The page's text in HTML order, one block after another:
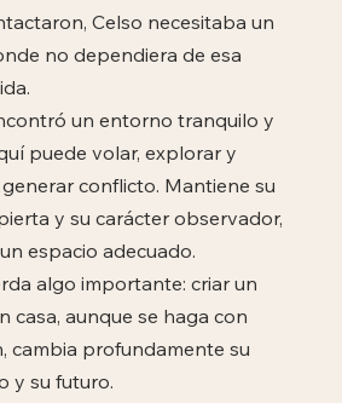
Celso necesitaba un
no dependiera de esa
un entorno tranquilo y
puede volar, explorar y
conflicto. Mantiene su
y su carácter observador,
espacio adecuado.
algo importante: criar un
casa, aunque se haga con
cambia profundamente su
y su futuro.